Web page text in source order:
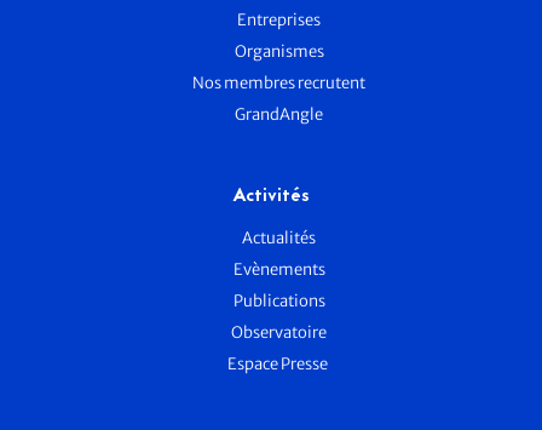
Entreprises
Organismes
Nos membres recrutent
GrandAngle
Activités
Actualités
Evènements
Publications
Observatoire
Espace Presse